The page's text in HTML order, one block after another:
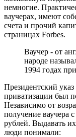
немногие.
ваучерах, имеют
счета и прочий
страницах Forbes.
Ваучер - от
народе
1994 годах
Президентский
приватизации был
Независимо от
получение ваучера
рублей. Выдавать
люди понимали: